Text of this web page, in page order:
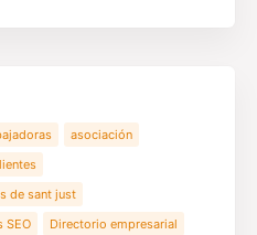
asociación
de sant just
SEO
Directorio empresarial